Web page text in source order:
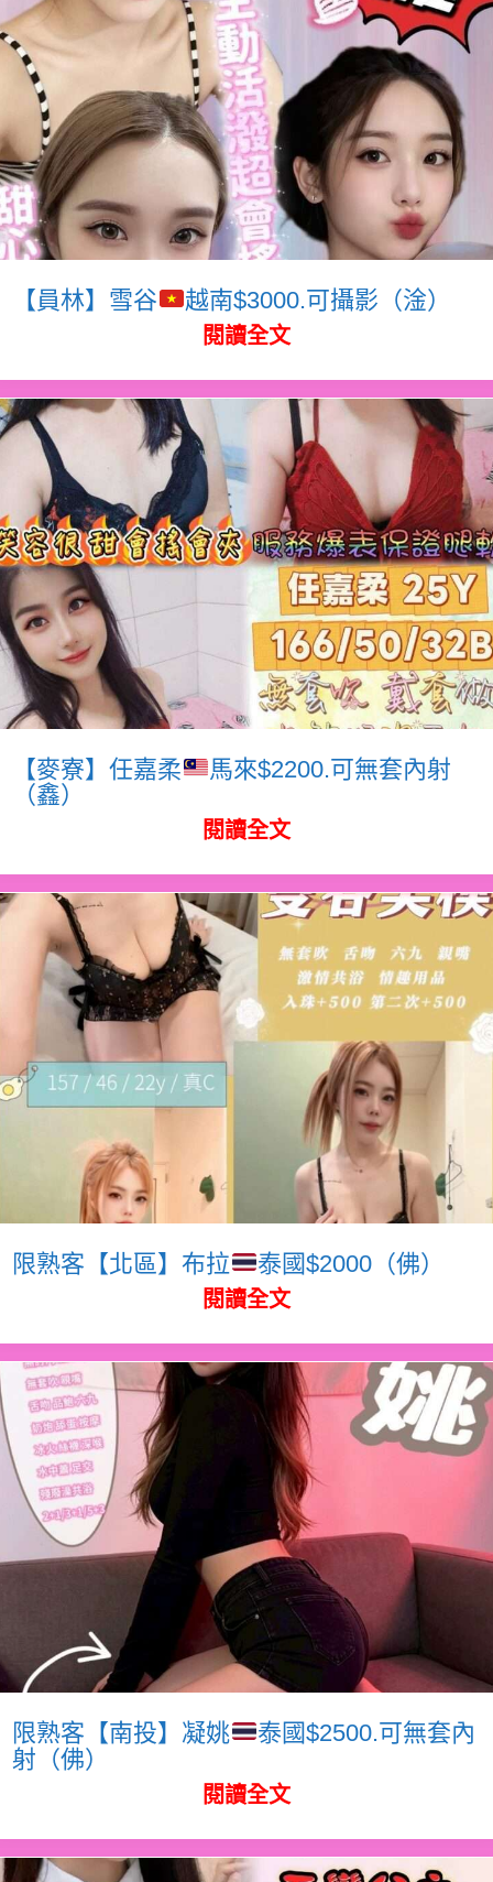
【員林】雪谷 越南$3000.可攝影（淦）
閱讀全文
【麥寮】任嘉柔
馬來$2200.可無套內射
（鑫）
閱讀全文
限熟客【北區】布拉 泰國$2000（佛）
閱讀全文
限熟客【南投】凝姚
泰國$2500.可無套內
射（佛）
閱讀全文